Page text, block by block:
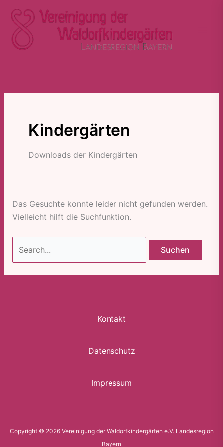
Inhalt
springen
Kindergärten
Downloads der Kindergärten
Das Gesuchte konnte leider nicht gefunden werden.
Vielleicht hilft die Suchfunktion.
nach:
Kontakt
Datenschutz
Impressum
Copyright © 2026 Vereinigung der Waldorfkindergärten e.V. Landesregion
Bayern